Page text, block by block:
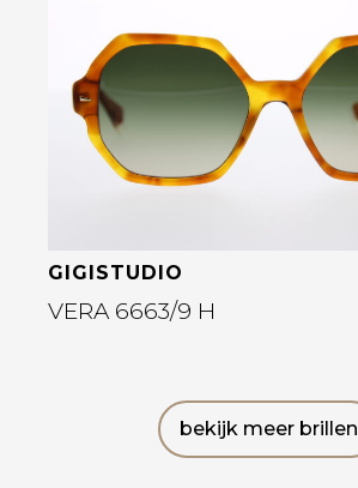
Bekijk deze bril
GIGISTUDIO
VERA 6663/9 H
bekijk meer brillen